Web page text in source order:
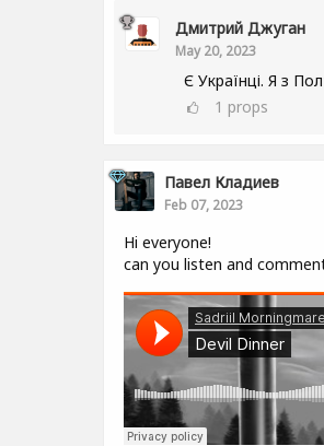
Дмитрий Джуган
May 20, 2023
Є Українці. Я з
1 props
Павел Кладиев
Feb 07, 2023
Hi everyone!
can you listen and